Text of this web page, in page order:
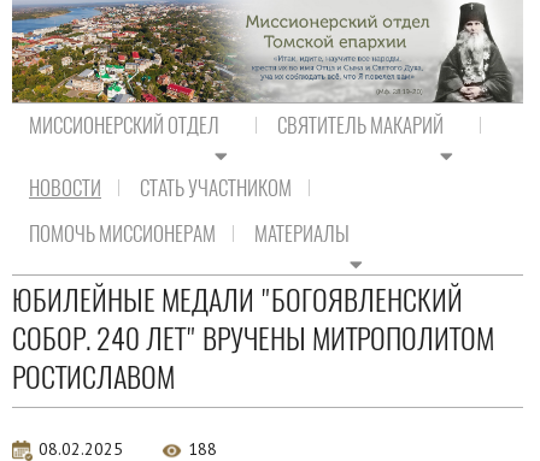
МИССИОНЕРСКИЙ ОТДЕЛ СВЯТИТЕЛЬ МАКАРИЙ
НОВОСТИ
СТАТЬ УЧАСТНИКОМ
ПОМОЧЬ МИССИОНЕРАМ
МАТЕРИАЛЫ
Новости епархии
ЮБИЛЕЙНЫЕ МЕДАЛИ "БОГОЯВЛЕНСКИЙ
СОБОР. 240 ЛЕТ" ВРУЧЕНЫ МИТРОПОЛИТОМ
РОСТИСЛАВОМ
08.02.2025 188